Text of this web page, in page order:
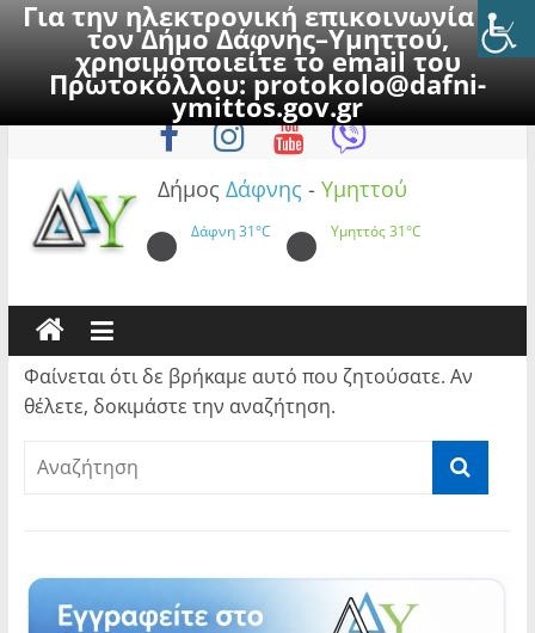
Για την ηλεκτρονική επικοινωνία με
τον Δήμο Δάφνης–Υμηττού,
χρησιμοποιείτε το email του
Πρωτοκόλλου:protokolo@dafni-
ymittos.gov.gr
to
Σάββατο, 8 Αυγούστου 2026
Δήμος Δάφνης - Υμηττού
Δάφνη31°C Υμηττός31°C
Φαίνεται ότι δε βρήκαμε αυτό που ζητούσατε. Αν
θέλετε, δοκιμάστε την αναζήτηση.